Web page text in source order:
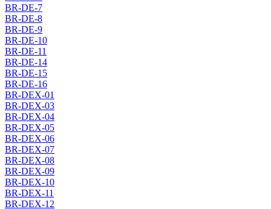
BR-DE-7
BR-DE-8
BR-DE-9
BR-DE-10
BR-DE-11
BR-DE-14
BR-DE-15
BR-DE-16
BR-DEX-01
BR-DEX-03
BR-DEX-04
BR-DEX-05
BR-DEX-06
BR-DEX-07
BR-DEX-08
BR-DEX-09
BR-DEX-10
BR-DEX-11
BR-DEX-12